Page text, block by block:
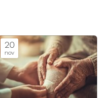
20
nov